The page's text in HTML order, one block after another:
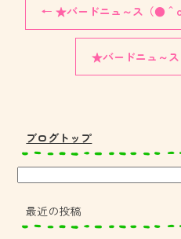
← ★バードニュ～ス（●＾
★バードニュ～
ブログトップ
最近の投稿